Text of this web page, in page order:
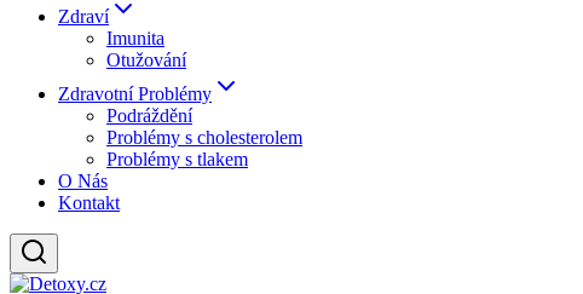
Zdraví
Imunita
Otužování
Zdravotní Problémy
Podráždění
Problémy s cholesterolem
Problémy s tlakem
O Nás
Kontakt